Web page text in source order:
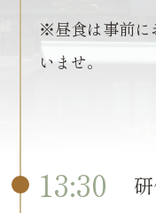
※昼食は事前に
いませ。
13:30